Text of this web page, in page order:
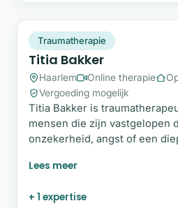
Snel beschikbaar
Traumatherapie
Titia Bakker
Haarlem Online therapie
Vergoeding mogelijk
Titia Bakker is
mensen die zijn vastgelopen
onzekerheid, angst of een
zij een veilige bedding voor
onverwerkte ervaringen uit
+ 1 expertise